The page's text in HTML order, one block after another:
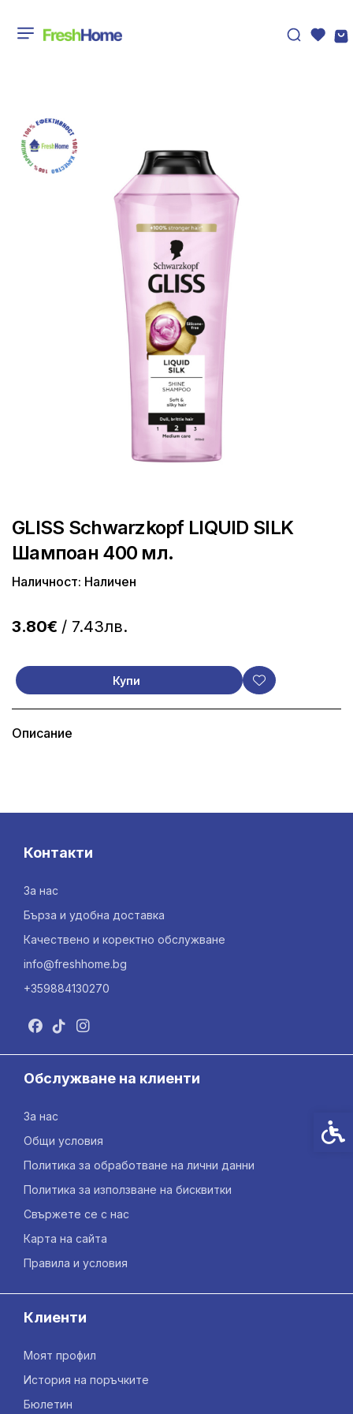
GLISS Schwarzkopf LIQUID SILK
Шампоан 400 мл.
Наличност: Наличен
3.80€ / 7.43лв.
Купи
Описание
Контакти
За нас
Бърза и удобна доставка
Качествено и коректно обслужване
info@freshhome.bg
+359884130270
Обслужване на клиенти
За нас
Общи условия
Политика за обработване на лични данни
Политика за използване на бисквитки
Свържете се с нас
Карта на сайта
Правила и условия
Клиенти
Моят профил
История на поръчките
Бюлетин